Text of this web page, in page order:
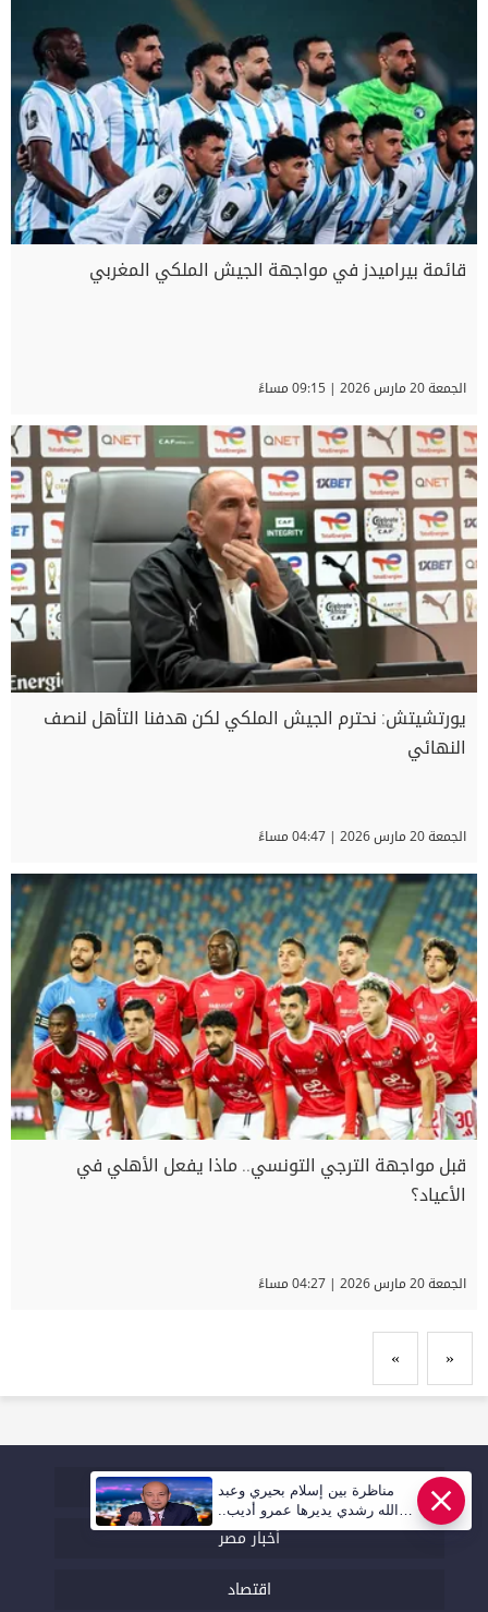
قائمة بيراميدز في مواجهة الجيش الملكي المغربي
الجمعة 20 مارس 2026 | 09:15 مساءً
يورتشيتش: نحترم الجيش الملكي لكن هدفنا التأهل لنصف
النهائي
الجمعة 20 مارس 2026 | 04:47 مساءً
قبل مواجهة الترجي التونسي.. ماذا يفعل الأهلي في
الأعياد؟
الجمعة 20 مارس 2026 | 04:27 مساءً
«
»
اخر الاخبار
أخبار مصر
اقتصاد
مناظرة بين إسلام بحيري وعبد
الله رشدي يديرها عمرو أديب..
قريبا | أهل مصر